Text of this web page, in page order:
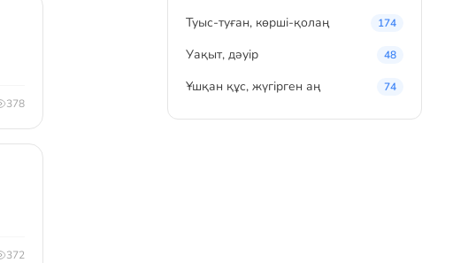
378
372
Туыс-туған, көрші-қолаң 174
Уақыт, дәуір 48
Ұшқан құс, жүгірген аң 74